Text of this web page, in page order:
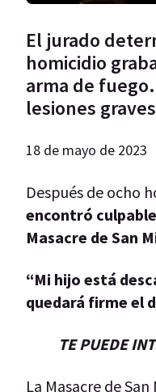
El jurado
homicidio
arma de
lesiones
18 de mayo de 2023
Después de ocho
encontró
Masacre de San
“Mi hijo está
quedará firme el
TE PUEDE
La Masacre de